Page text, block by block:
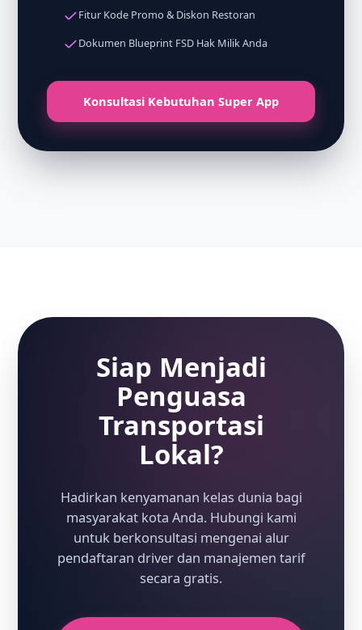
Fitur Kode Promo & Diskon Restoran
Dokumen Blueprint FSD Hak Milik Anda
Konsultasi Kebutuhan Super App
Siap Menjadi
Penguasa
Transportasi
Lokal?
Hadirkan kenyamanan kelas dunia bagi
masyarakat kota Anda. Hubungi kami
untuk berkonsultasi mengenai alur
pendaftaran driver dan manajemen tarif
secara gratis.